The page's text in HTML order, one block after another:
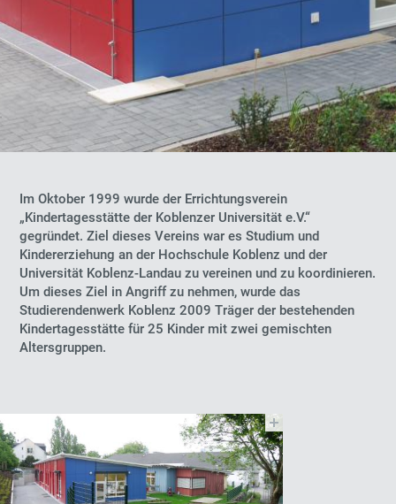
Im Oktober 1999 wurde der Errichtungsverein
„Kindertagesstätte der Koblenzer Universität e.V.“
gegründet. Ziel dieses Vereins war es Studium und
Kindererziehung an der Hochschule Koblenz und der
Universität Koblenz-Landau zu vereinen und zu koordinieren.
Um dieses Ziel in Angriff zu nehmen, wurde das
Studierendenwerk Koblenz 2009 Träger der bestehenden
Kindertagesstätte für 25 Kinder mit zwei gemischten
Altersgruppen.